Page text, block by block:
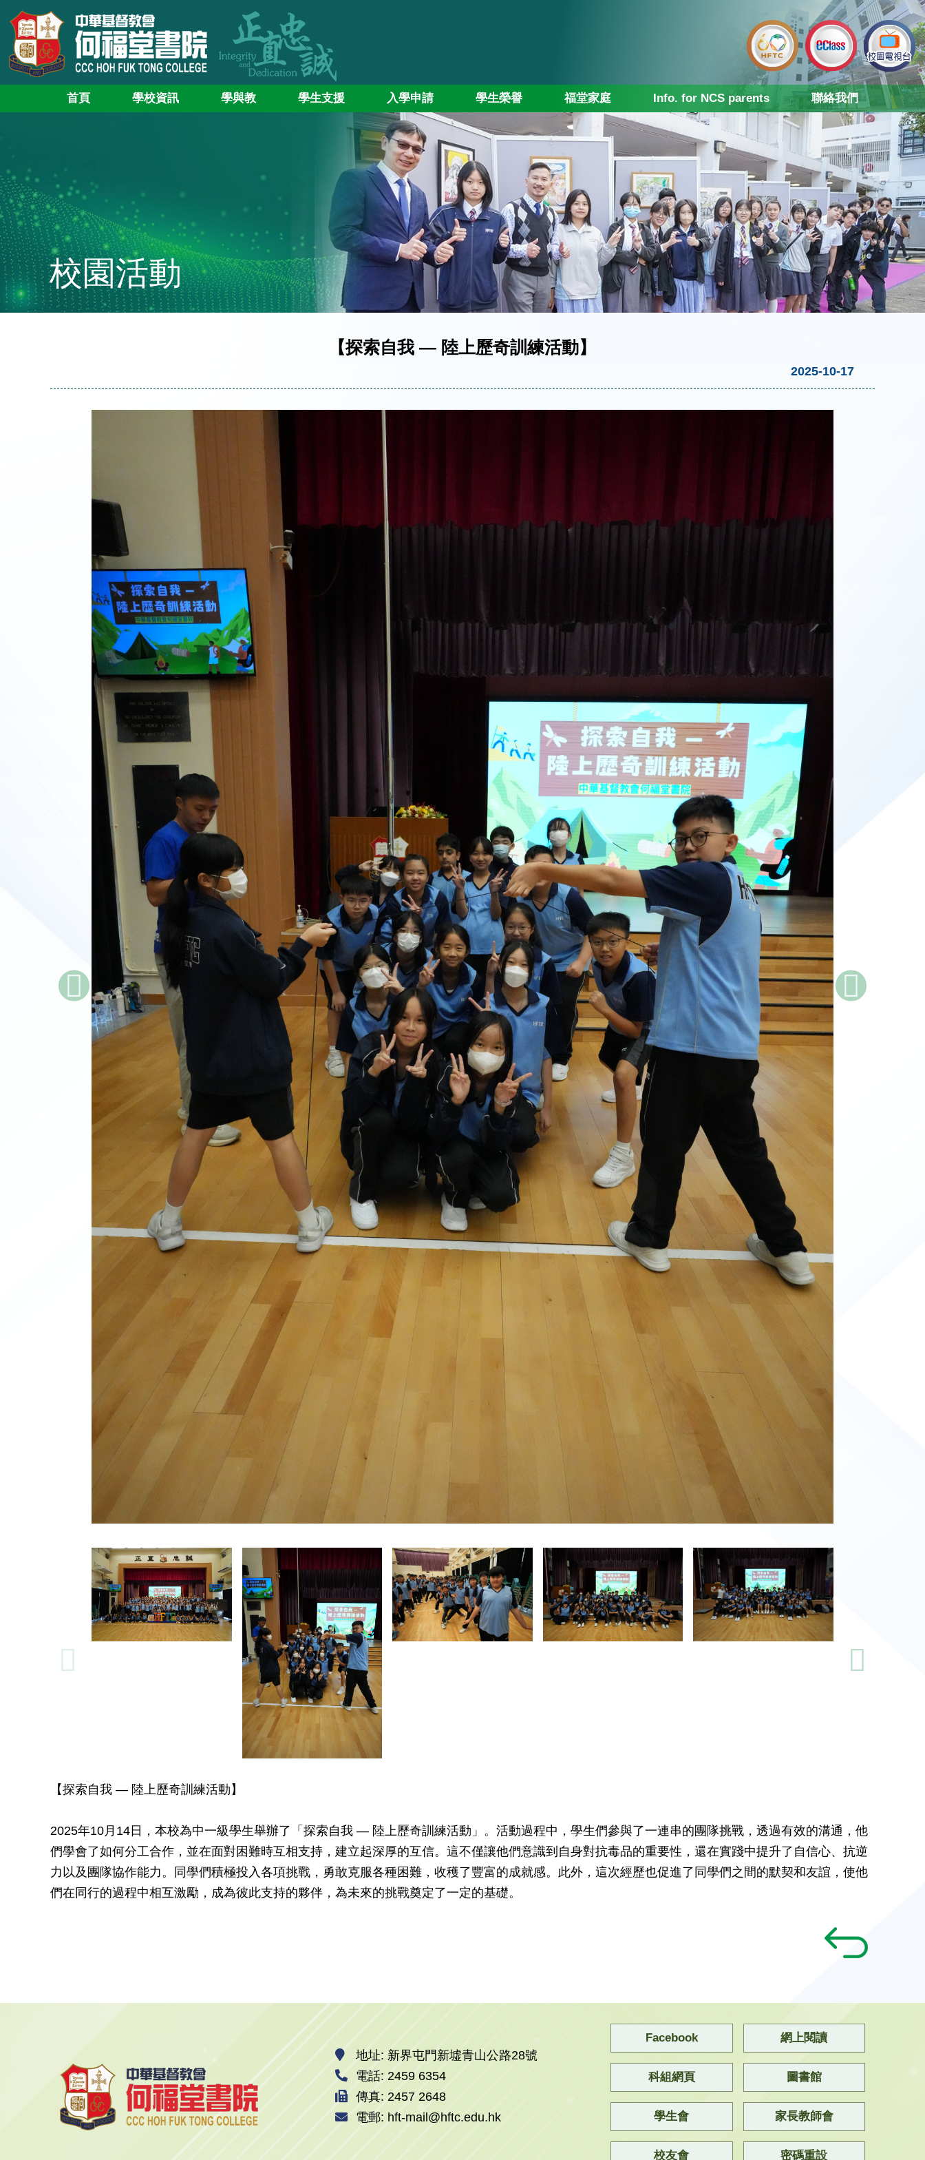
首頁 學校資訊 學與教 學生支援 入學申請 學生榮譽 福堂家庭 Info. for NCS parents 聯絡我們
校園活動
【探索自我 — 陸上歷奇訓練活動】
2025-10-17
【探索自我 — 陸上歷奇訓練活動】
2025年10月14日，本校為中一級學生舉辦了「探索自我 — 陸上歷奇訓練活動」。活動過程中，學生們參與了一連串的團隊挑戰，透過有效的溝通，他
們學會了如何分工合作，並在面對困難時互相支持，建立起深厚的互信。這不僅讓他們意識到自身對抗毒品的重要性，還在實踐中提升了自信心、抗逆
力以及團隊協作能力。同學們積極投入各項挑戰，勇敢克服各種困難，收穫了豐富的成就感。此外，這次經歷也促進了同學們之間的默契和友誼，使他
們在同行的過程中相互激勵，成為彼此支持的夥伴，為未來的挑戰奠定了一定的基礎。
地址: 新界屯門新墟青山公路28號
電話: 2459 6354
傳真: 2457 2648
電郵: hft-mail@hftc.edu.hk
Facebook 網上閱讀
科組網頁 圖書館
學生會 家長教師會
校友會 密碼重設